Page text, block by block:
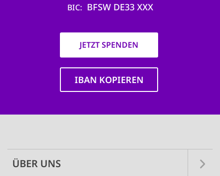
BIC BFSW DE33 XXX
JETZT SPENDEN
IBAN KOPIEREN
ÜBER UNS